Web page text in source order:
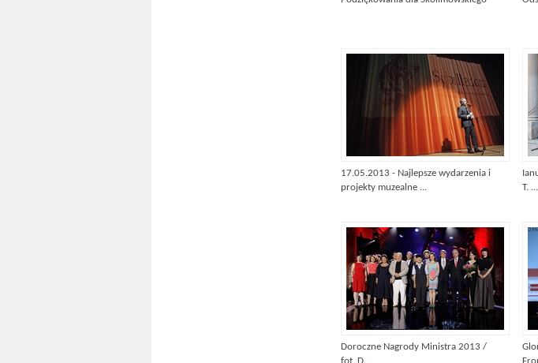
17.05.2013 - Najlepsze wydarzenia i
projekty muzealne ...
T. ...
Doroczne Nagrody Ministra 2013 /
fot. D. ...